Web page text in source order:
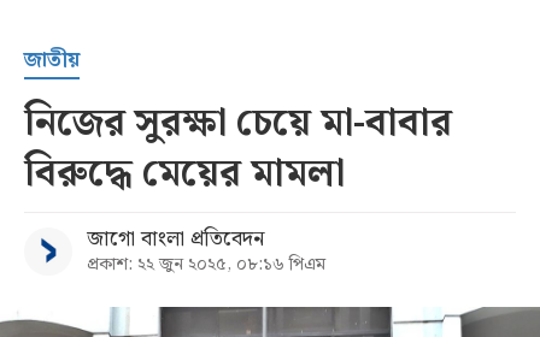
সর্বশেষ
বিভাগ
জাতীয়
নিজের সুরক্ষা চেয়ে মা-বাবার
বিরুদ্ধে মেয়ের মামলা
জাগো বাংলা প্রতিবেদন
প্রকাশ: ২২ জুন ২০২৫, ০৮:১৬ পিএম